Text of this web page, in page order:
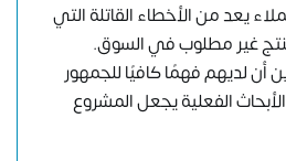
يعد من الأخطاء القاتلة التي
غير مطلوب في السوق.
لديهم فهمًا كافيًا للجمهور
الفعلية يجعل المشروع